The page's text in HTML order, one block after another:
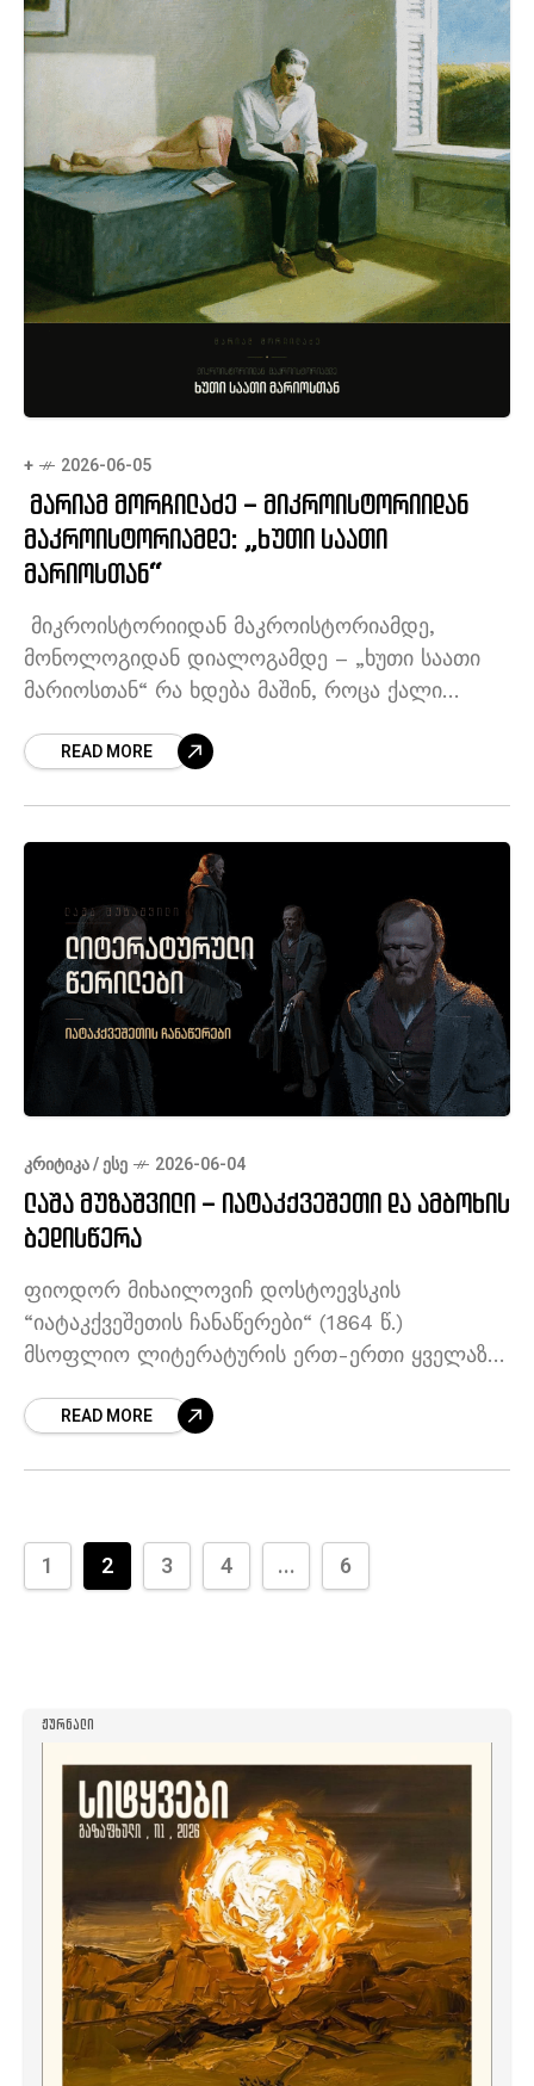
+ 2026-06-05
მარიამ მორჩილაძე – მიკროისტორიიდან
მაკროისტორიამდე: „ხუთი საათი
მარიოსთან“
მიკროისტორიიდან მაკროისტორიამდე,
მონოლოგიდან დიალოგამდე – „ხუთი საათი
მარიოსთან“ რა ხდება მაშინ, როცა ქალი
და საშუალება ეძლევა, ამოთქვას ყველაფერი,
READ MORE
ᲙᲠᲘᲢᲘᲙᲐ / ᲔᲡᲔ 2026-06-04
ლაშა მუზაშვილი – იატაკქვეშეთი და ამბოხის
ბედისწერა
ფიოდორ მიხაილოვიჩ დოსტოევსკის
“იატაკქვეშეთის ჩანაწერები“ (1864 წ.)
მსოფლიო ლიტერატურის ერთ-ერთი ყველაზე
წინასწარმეტყველური წიგნია. გარკვეული
READ MORE
1 2 3 4 ... 6
ᲟᲣᲠᲜᲐᲚᲘ